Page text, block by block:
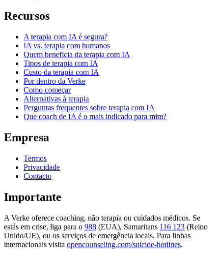
Recursos
A terapia com IA é segura?
IA vs. terapia com humanos
Quem beneficia da terapia com IA
Tipos de terapia com IA
Custo da terapia com IA
Por dentro da Verke
Como começar
Alternativas à terapia
Perguntas frequentes sobre terapia com IA
Que coach de IA é o mais indicado para mim?
Empresa
Termos
Privacidade
Contacto
Importante
A Verke oferece coaching, não terapia ou cuidados médicos. Se
estás em crise, liga para o 988 (EUA), Samaritans 116 123 (Reino
Unido/UE), ou os serviços de emergência locais. Para linhas
internacionais visita opencounseling.com/suicide-hotlines.